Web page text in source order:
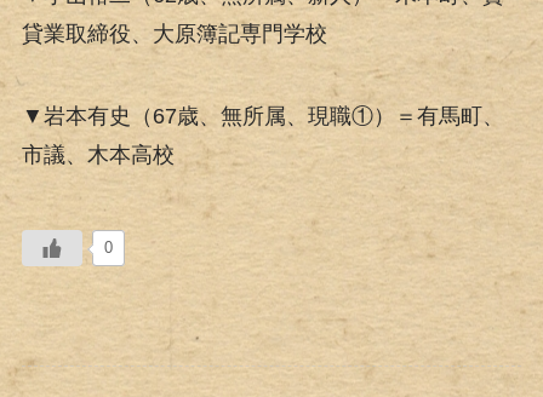
貸業取締役、大原簿記専門学校
▼岩本有史（67歳、無所属、現職①）＝有馬町、
市議、木本高校
0